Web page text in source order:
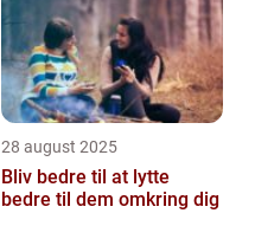
28 august 2025
Bliv bedre til at lytte
bedre til dem omkring dig